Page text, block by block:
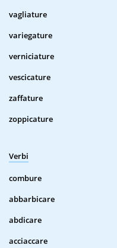
vagliature
variegature
verniciature
vescicature
zaffature
zoppicature
Verbi
combure
abbarbicare
abdicare
acciaccare